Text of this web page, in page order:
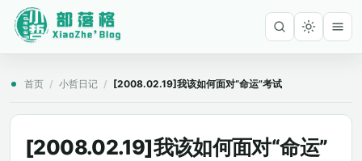
首页 / 小哲日记 / [2008.02.19]我该如何面对“命运”考试
[2008.02.19]我该如何面对“命运”